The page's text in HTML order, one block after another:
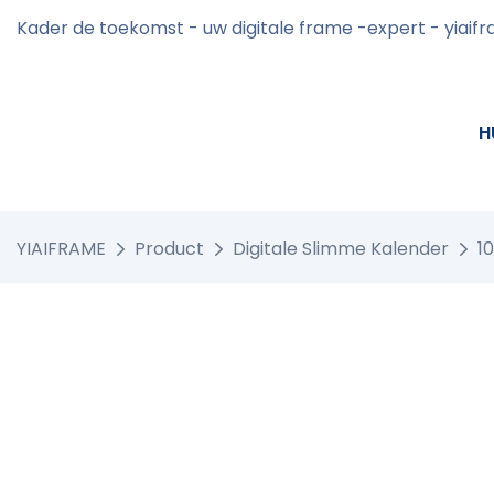
Kader de toekomst - uw digitale frame -expert -
YIAIFRAME Product Digitale Slimme Kalender